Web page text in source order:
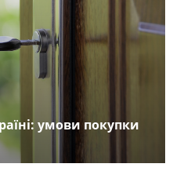
умови покупки